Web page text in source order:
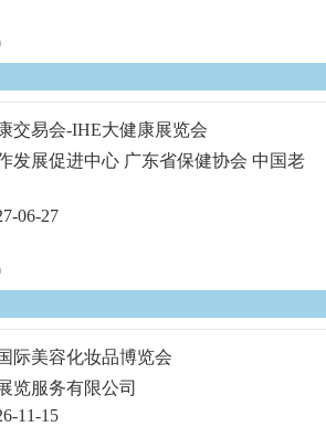
交易会-IHE大健康展览会
发展促进中心 广东省保健协会 中国老
06-27
际美容化妆品博览会
览服务有限公司
11-15